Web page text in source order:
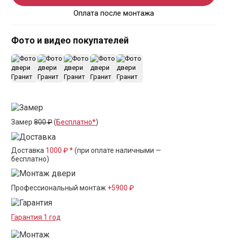
Оплата после монтажа
Фото и видео покупателей
Замер800 ₽(Бесплатно*)
Доставка 1000 ₽ *(при оплате наличными —
бесплатно)
Профессиональный монтаж +5900 ₽
Гарантия 1 год